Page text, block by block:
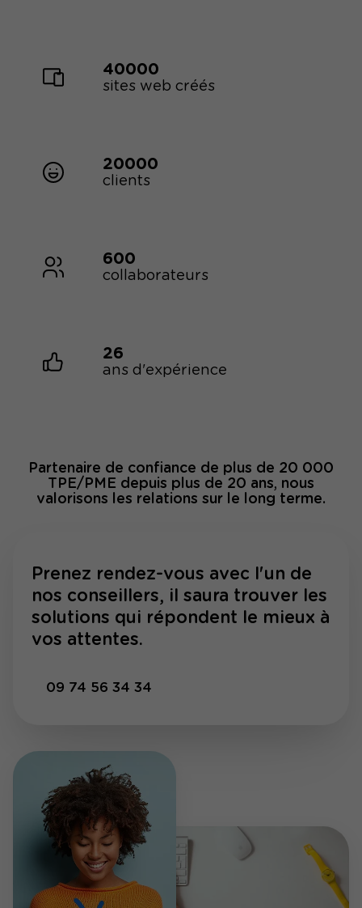
40000
sites web créés
20000
clients
600
collaborateurs
26
ans d'expérience
Partenaire de confiance de plus de 20 000
TPE/PME depuis plus de 20 ans, nous
valorisons les relations sur le long terme.
Prenez rendez-vous avec l'un de
nos conseillers, il saura trouver les
solutions qui répondent le mieux à
vos attentes.
09 74 56 34 34